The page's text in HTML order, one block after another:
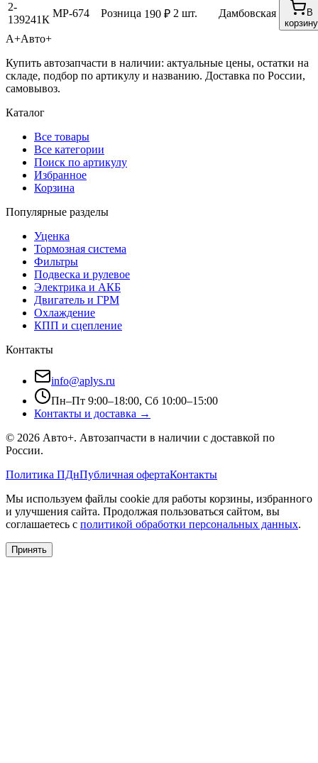
2-
139241К
MP-674 Розница 190 ₽ 2 шт. Дамбовская
В
корзину
А+Авто+
Купить автозапчасти в наличии: актуальные цены, остатки на
складе, подбор по артикулу и названию. Доставка по России,
самовывоз.
Каталог
Все товары
Все категории
Поиск по артикулу
Избранное
Корзина
Популярные разделы
Уценка
Тормозная система
Фильтры
Подвеска и рулевое
Электрика и АКБ
Двигатель и ГРМ
Охлаждение
КПП и сцепление
Контакты
info@aplys.ru
Пн–Пт 9:00–18:00, Сб 10:00–15:00
Контакты и доставка →
© 2026 Авто+. Автозапчасти в наличии с доставкой по
России.
Политика ПДнПубличная офертаКонтакты
Мы используем файлы cookie для работы корзины, избранного
и улучшения сайта. Продолжая пользоваться сайтом, вы
соглашаетесь с политикой обработки персональных данных.
Принять